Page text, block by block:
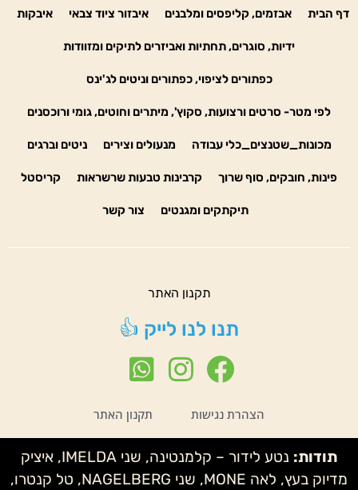
דף הבית אבזמים, קליפסים ומלבנים איבזור ציוד צבאי איבקות
ידיות, סוגרים, תחתיות ואביזרים לתיקים ומזוודות
כפתורים לציפוי, כפתורים וניטים לג'ינס
לפי מטר- סרטים ורצועות, סקוץ', מיתרים וחוטים, גומי ורוכסנים
מכונות_שטנצים_כלי עבודה מנעולים וצירים ניטים וברגים
פינות, חובקים, סוף שרוך קרבינות טבעות שרשראות קריסטל
תיקתקים ומגנטים צור קשר
תקנון האתר
תנו לנו לייק 👍
הצהרת נגישות תקנון האתר
תודות:
נטע לידור – קלמנטינה, שני IMELDA, איציק
מדיוק בעץ, לאה MONE, שני NAGELBERG, טל קנטרו,